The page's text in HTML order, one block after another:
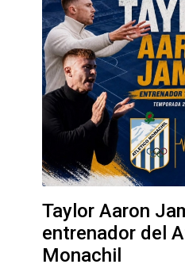
Taylor Aaron
entrenador del
Monachil